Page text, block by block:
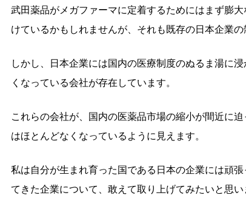
武田薬品がメガファーマに定着するためにはまず膨
けているかもしれませんが、それも既存の日本企業
しかし、日本企業には国内の医療制度のぬるま湯に
くなっている会社が存在しています。
これらの会社が、国内の医薬品市場の縮小が間近に
はほとんどなくなっているように見えます。
私は自分が生まれ育った国である日本の企業には頑
てきた企業について、敢えて取り上げてみたいと思い